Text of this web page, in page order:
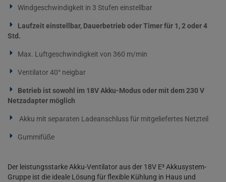
Windgeschwindigkeit in 3 Stufen einstellbar
Laufzeit einstellbar, Dauerbetrieb oder Timer für 1, 2 oder 4
Std.
Max. Luftgeschwindigkeit von 360 m/min
Ventilator 40° neigbar
Betrieb ist sowohl im 18V Akku-Modus oder mit dem 230 V
Netzadapter möglich
Akku mit separaten Ladeanschluss für mitgeliefertes Netzteil
Gummifüße
Der leistungsstarke Akku-Ventilator aus der 18V E³ Akkusystem-
Gruppe ist die ideale Lösung für flexible Kühlung in Haus und